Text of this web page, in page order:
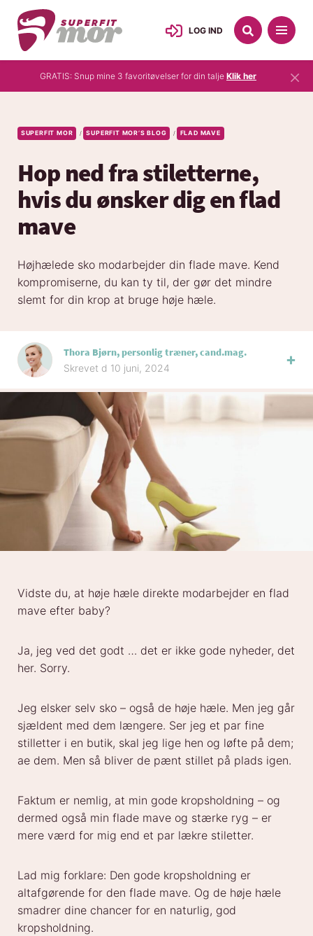
LOG IND
GRATIS: Snup mine 3 favoritøvelser for din talje Klik her ×
SUPERFIT MOR / SUPERFIT MOR’S BLOG / FLAD MAVE
Hop ned fra stiletterne,
hvis du ønsker dig en flad
mave
Højhælede sko modarbejder din flade mave. Kend
kompromiserne, du kan ty til, der gør det mindre
slemt for din krop at bruge høje hæle.
Thora Bjørn, personlig træner, cand.mag.
Skrevet d 10 juni, 2024
Vidste du, at høje hæle direkte modarbejder en flad
mave efter baby?
Ja, jeg ved det godt … det er ikke gode nyheder, det
her. Sorry.
Jeg elsker selv sko – også de høje hæle. Men jeg går
sjældent med dem længere. Ser jeg et par fine
stilletter i en butik, skal jeg lige hen og løfte på dem;
ae dem. Men så bliver de pænt stillet på plads igen.
Faktum er nemlig, at min gode kropsholdning – og
dermed også min flade mave og stærke ryg – er
mere værd for mig end et par lækre stiletter.
Lad mig forklare: Den gode kropsholdning er
altafgørende for den flade mave. Og de høje hæle
smadrer dine chancer for en naturlig, god
kropsholdning.